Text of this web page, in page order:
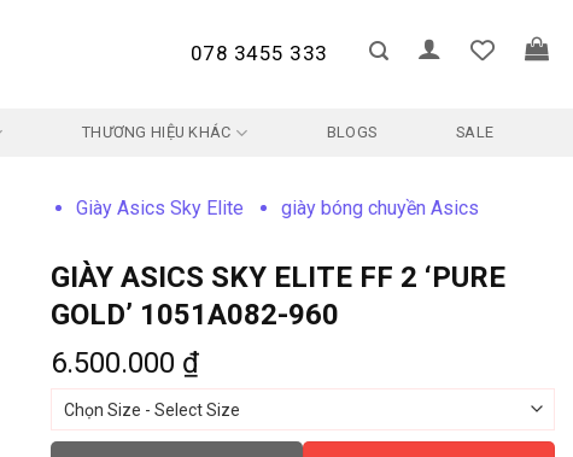
078 3455 333
THƯƠNG HIỆU KHÁC BLOGS
SALE
Giày Asics Sky Elite giày bóng chuyền Asics
GIÀY ASICS SKY ELITE FF 2 ‘PURE
GOLD’ 1051A082-960
6.500.000 ₫